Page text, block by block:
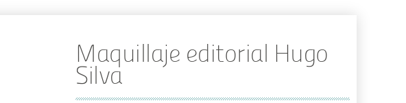
Maquillaje editorial Hugo
Silva